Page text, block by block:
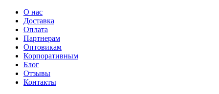
О нас
Доставка
Оплата
Партнерам
Оптовикам
Корпоративным
Блог
Отзывы
Контакты